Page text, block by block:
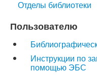
Отделы библиотеки
Пользователю
Инструкции по
помощью ЭБС